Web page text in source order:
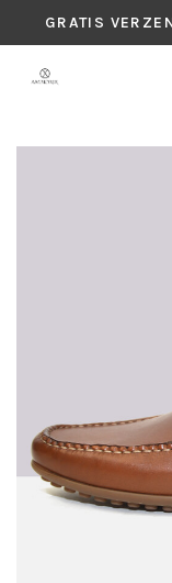
GRATIS